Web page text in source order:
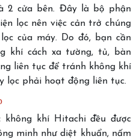
2 cửa bên. Đây là bộ phận
lọc nên việc cản trở chúng
của máy. Do đó, bạn cần
khí cách xa tường, tủ, bàn
liên tục để tránh không khí
lọc phải hoạt động liên tục.
không khí Hitachi đều được
minh như diệt khuẩn, nấm